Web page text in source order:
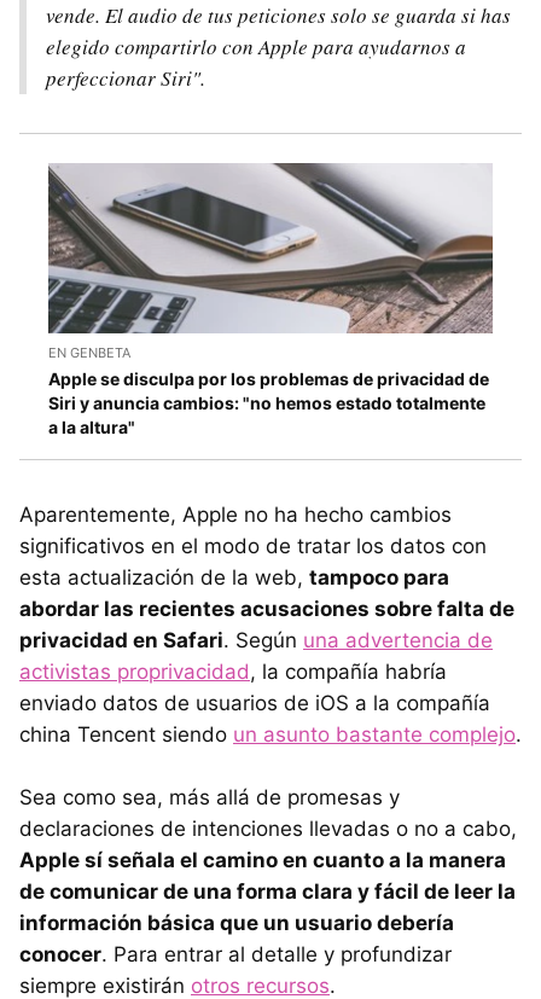
vende. El audio de tus peticiones solo se guarda si has
elegido compartirlo con Apple para ayudarnos a
perfeccionar Siri".
EN GENBETA
Apple se disculpa por los problemas de privacidad de
Siri y anuncia cambios: "no hemos estado totalmente
a la altura"
Aparentemente, Apple no ha hecho cambios
significativos en el modo de tratar los datos con
esta actualización de la web, tampoco para
abordar las recientes acusaciones sobre falta de
privacidad en Safari. Según una advertencia de
activistas proprivacidad, la compañía habría
enviado datos de usuarios de iOS a la compañía
china Tencent siendo un asunto bastante complejo.
Sea como sea, más allá de promesas y
declaraciones de intenciones llevadas o no a cabo,
Apple sí señala el camino en cuanto a la manera
de comunicar de una forma clara y fácil de leer la
información básica que un usuario debería
conocer. Para entrar al detalle y profundizar
siempre existirán otros recursos.